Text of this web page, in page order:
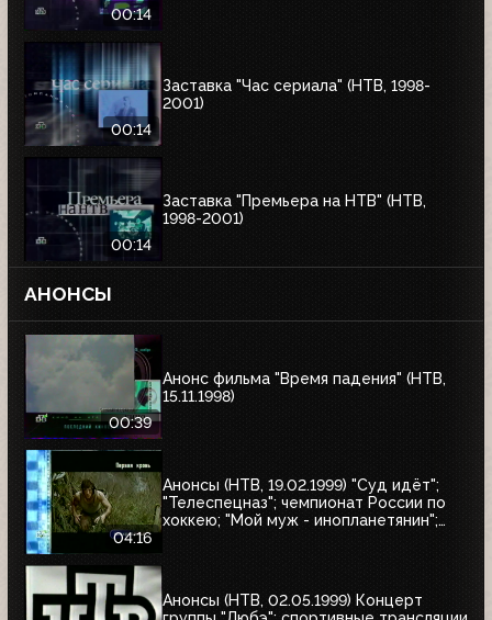
00:14
00:14
Заставка "Час сериала" (НТВ, 1998-
2001)
00:14
Заставка "Премьера на НТВ" (НТВ,
1998-2001)
АНОНСЫ
00:39
Анонс фильма "Время падения" (НТВ,
15.11.1998)
04:16
Анонсы (НТВ, 19.02.1999) "Суд идёт";
"Телеспецназ"; чемпионат России по
хоккею; "Мой муж - инопланетянин";
Анонсы (НТВ, 02.05.1999) Концерт